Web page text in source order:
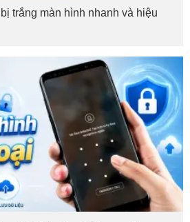
trắng màn hình nhanh và hiệu